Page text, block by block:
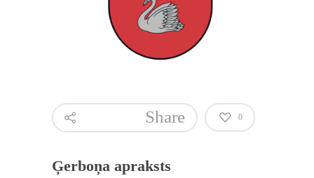
Share 0
Ģerboņa apraksts